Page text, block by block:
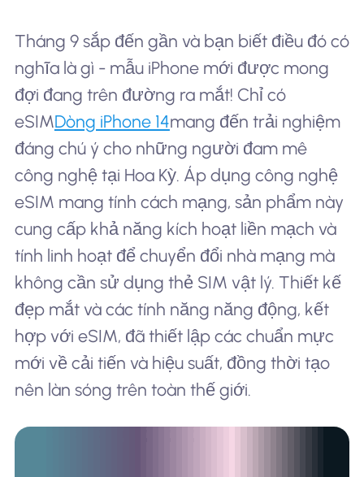
Tháng 9 sắp đến gần và bạn biết điều đó có
nghĩa là gì - mẫu iPhone mới được mong
đợi đang trên đường ra mắt! Chỉ có
eSIMDòng iPhone 14mang đến trải nghiệm
đáng chú ý cho những người đam mê
công nghệ tại Hoa Kỳ. Áp dụng công nghệ
eSIM mang tính cách mạng, sản phẩm này
cung cấp khả năng kích hoạt liền mạch và
tính linh hoạt để chuyển đổi nhà mạng mà
không cần sử dụng thẻ SIM vật lý. Thiết kế
đẹp mắt và các tính năng năng động, kết
hợp với eSIM, đã thiết lập các chuẩn mực
mới về cải tiến và hiệu suất, đồng thời tạo
nên làn sóng trên toàn thế giới.